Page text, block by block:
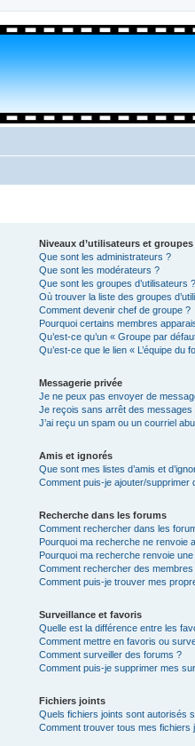
Niveaux d’utilisateurs et groupes
Que sont les administrateurs ?
Que sont les modérateurs ?
Que sont les groupes d’utilisateurs ?
Où trouver la liste des groupes
Comment devenir chef de groupe ?
Pourquoi certains membres
Qu’est-ce qu’un « Groupe par
Qu’est-ce que le lien « L’équipe du
Messagerie privée
Je ne peux pas envoyer de
Je reçois sans arrêt des messages
J’ai reçu un spam ou un courriel
Amis et ignorés
Que sont mes listes d’amis et
Comment puis-je ajouter/supprimer
Recherche dans les forums
Comment rechercher dans les
Pourquoi ma recherche ne renvoie
Pourquoi ma recherche renvoie
Comment rechercher des membres
Comment puis-je trouver mes
Surveillance et favoris
Quelle est la différence entre les
Comment mettre en favoris ou
Comment surveiller des forums ?
Comment puis-je supprimer mes
Fichiers joints
Quels fichiers joints sont autorisés
Comment trouver tous mes fichiers